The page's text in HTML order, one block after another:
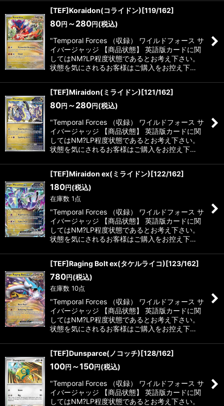
[TEF]Koraidon(コライドン)[119/162]
80円 ～280円 (税込)
"Temporal Forces （収録） ワイルドフォース サ
イバージャッジ 【商品状態】 英語版カードに関
してはNM?LP程度状態であるとお考え下さい。
状態を気にされるお客様はご購入をお控え下…
[TEF]Miraidon(ミライドン)[121/162]
80円 ～280円 (税込)
"Temporal Forces （収録） ワイルドフォース サ
イバージャッジ 【商品状態】 英語版カードに関
してはNM?LP程度状態であるとお考え下さい。
状態を気にされるお客様はご購入をお控え下…
[TEF]Miraidon ex(ミライドン)[122/162]
180円 (税込)
在庫数 1点
"Temporal Forces （収録） ワイルドフォース サ
イバージャッジ 【商品状態】 英語版カードに関
してはNM?LP程度状態であるとお考え下さい。
状態を気にされるお客様はご購入をお控え下…
[TEF]Raging Bolt ex(タケルライコ)[123/162]
780円 (税込)
在庫数 10点
"Temporal Forces （収録） ワイルドフォース サ
イバージャッジ 【商品状態】 英語版カードに関
してはNM?LP程度状態であるとお考え下さい。
状態を気にされるお客様はご購入をお控え下…
[TEF]Dunsparce(ノコッチ)[128/162]
100円 ～150円 (税込)
"Temporal Forces （収録） ワイルドフォース サ
イバージャッジ 【商品状態】 英語版カードに関
してはNM?LP程度状態であるとお考え下さい。